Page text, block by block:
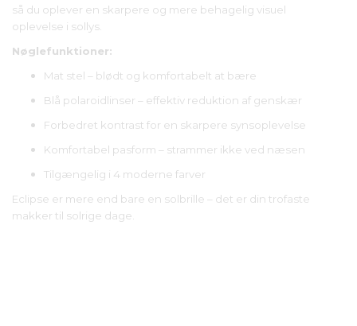
så du oplever en skarpere og mere behagelig visuel
oplevelse i sollys.
Nøglefunktioner:
Mat stel – blødt og komfortabelt at bære
Blå polaroidlinser – effektiv reduktion af genskær
Forbedret kontrast for en skarpere synsoplevelse
Komfortabel pasform – strammer ikke ved næsen
Tilgængelig i 4 moderne farver
Eclipse er mere end bare en solbrille – det er din trofaste
makker til solrige dage.